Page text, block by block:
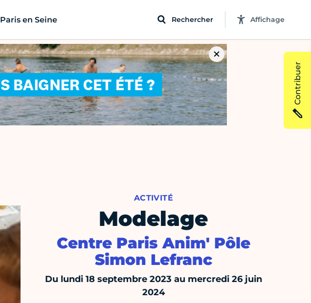
Paris en Seine Rechercher Affichage
ACTIVITÉ
Modelage
Centre Paris Anim' Pôle
Simon Lefranc
Du lundi 18 septembre 2023 au mercredi 26 juin
2024
Contribuer